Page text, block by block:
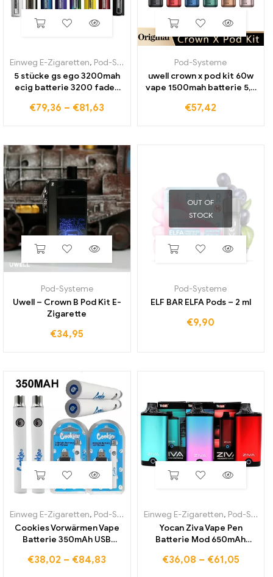
Einweg E-Zigaretten, Pod-Systeme
5 stücke gs ego 3200mah
ecig batterie 3200 faden
kapazität e zigarette vape
€79,36 – €81,63
Pod-Systeme
uwell crown x pod kit 60w
vape 1500mah batterie 5,3
ohm spule e zigaretten
€57,42
Pod-Systeme
Uwell – Crown B Pod Kit E-
Zigarette
€34,95
OUT OF
STOCK
Pod-Systeme
ELF BAR ELFA Pods – 2 ml
€9,90
Einweg E-Zigaretten, Pod-Systeme
Cookies Vorwärmen Vape
Batterie 350mAh USB
Verdampfer Stift Variable
€38,02 – €84,83
Einweg E-Zigaretten, Pod-Systeme
Yocan Ziva Vape Pen
Batterie Mod 650mAh
Lade-Vape-Stifte für
€36,08 – €61,05